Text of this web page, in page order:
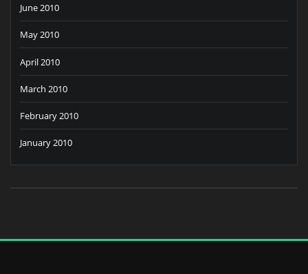
June 2010
May 2010
April 2010
March 2010
February 2010
January 2010